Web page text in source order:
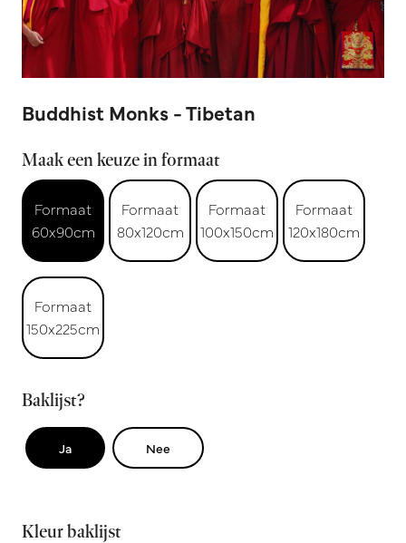
Buddhist Monks - Tibetan
Maak een keuze in formaat
Formaat
60x90cm
Formaat
80x120cm
Formaat
100x150cm
Formaat
120x180cm
Formaat
150x225cm
Baklijst?
Ja Nee
Kleur baklijst